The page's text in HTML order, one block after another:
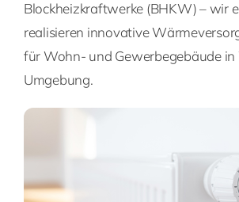
Blockheizkraftwerke (BHKW) – wir
realisieren innovative
für Wohn- und Gewerbegebäude
Umgebung.